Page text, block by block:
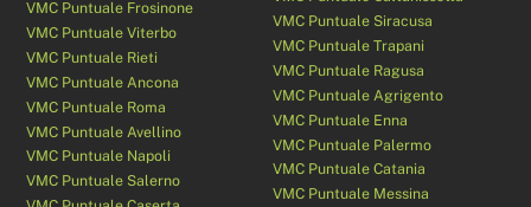
VMC Puntuale Frosinone
VMC Puntuale Viterbo
VMC Puntuale Rieti
VMC Puntuale Ancona
VMC Puntuale Roma
VMC Puntuale Avellino
VMC Puntuale Napoli
VMC Puntuale Salerno
VMC Puntuale Siracusa
VMC Puntuale Trapani
VMC Puntuale Ragusa
VMC Puntuale Agrigento
VMC Puntuale Enna
VMC Puntuale Palermo
VMC Puntuale Catania
VMC Puntuale Messina